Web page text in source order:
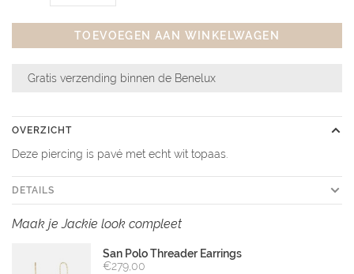
TOEVOEGEN AAN WINKELWAGEN
Gratis verzending binnen de Benelux
OVERZICHT
Deze piercing is pavé met echt wit topaas.
DETAILS
Maak je Jackie look compleet
San Polo Threader Earrings
€279,00